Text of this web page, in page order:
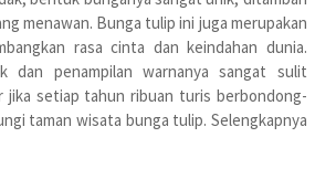
menawan. Bunga tulip ini juga merupakan
rasa cinta dan keindahan dunia.
dan penampilan warnanya sangat sulit
jika setiap tahun ribuan turis berbondong-
taman wisata bunga tulip. Selengkapnya